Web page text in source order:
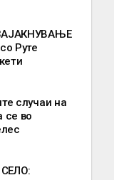
Руте
случаи на
се во